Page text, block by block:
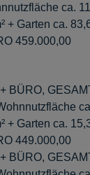
ca.
+ Garten ca.
459.000,00
BÜRO,
+ Garten ca.
449.000,00
BÜRO,